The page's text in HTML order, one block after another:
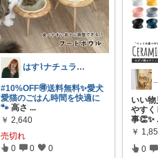
はす⌇ナチュラルインテリア雑貨
#10%OFF🉐送料無料✨愛犬
愛猫のごはん時間を快適に
🐾 高さ ...
￥ 2,640
売切れ
0 0 0
いい物
やすく
事👏✨
￥
0